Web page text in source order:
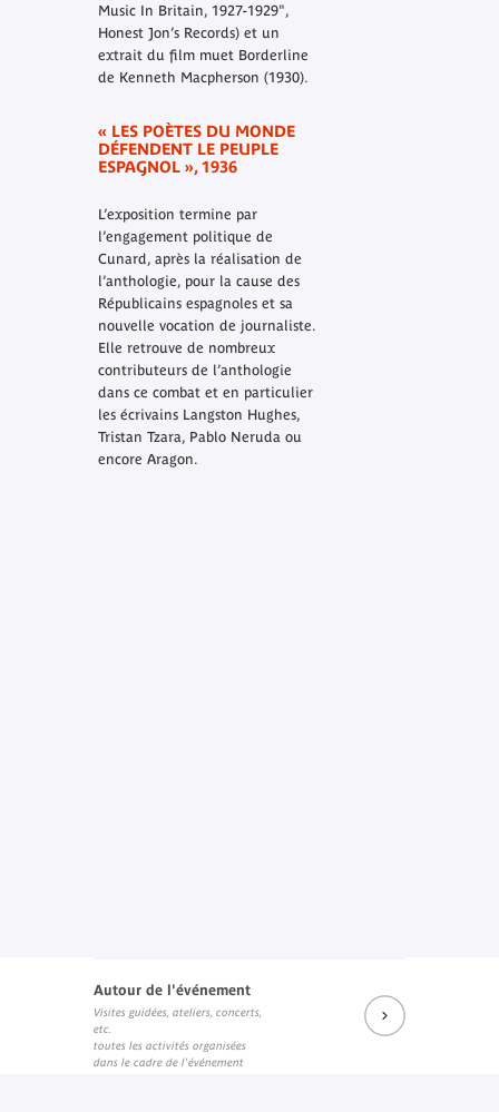
Music In Britain, 1927-1929",
Honest Jon’s Records) et un
extrait du film muet Borderline
de Kenneth Macpherson (1930).
« LES POÈTES DU MONDE
DÉFENDENT LE PEUPLE
ESPAGNOL », 1936
L’exposition termine par
l’engagement politique de
Cunard, après la réalisation de
l’anthologie, pour la cause des
Républicains espagnoles et sa
nouvelle vocation de journaliste.
Elle retrouve de nombreux
contributeurs de l’anthologie
dans ce combat et en particulier
les écrivains Langston Hughes,
Tristan Tzara, Pablo Neruda ou
encore Aragon.
Autour de l'événement
Visites guidées, ateliers, concerts,
etc.
toutes les activités organisées
dans le cadre de l'événement